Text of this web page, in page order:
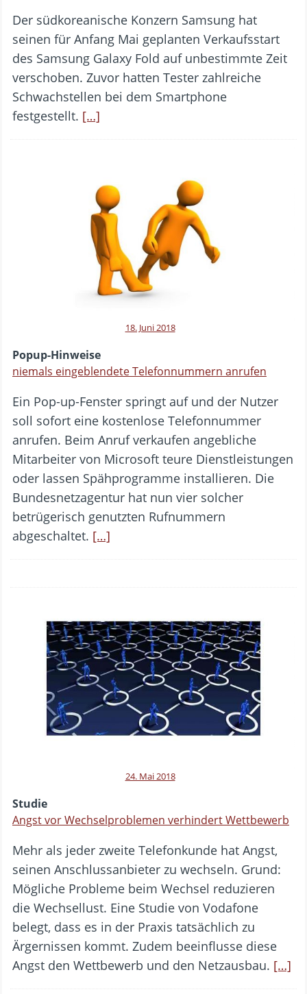
Der südkoreanische Konzern Samsung hat
seinen für Anfang Mai geplanten Verkaufsstart
des Samsung Galaxy Fold auf unbestimmte Zeit
verschoben. Zuvor hatten Tester zahlreiche
Schwachstellen bei dem Smartphone
festgestellt. […]
18. Juni 2018
Popup-Hinweise
niemals eingeblendete Telefonnummern anrufen
Ein Pop-up-Fenster springt auf und der Nutzer
soll sofort eine kostenlose Telefonnummer
anrufen. Beim Anruf verkaufen angebliche
Mitarbeiter von Microsoft teure Dienstleistungen
oder lassen Spähprogramme installieren. Die
Bundesnetzagentur hat nun vier solcher
betrügerisch genutzten Rufnummern
abgeschaltet. […]
24. Mai 2018
Studie
Angst vor Wechselproblemen verhindert Wettbewerb
Mehr als jeder zweite Telefonkunde hat Angst,
seinen Anschlussanbieter zu wechseln. Grund:
Mögliche Probleme beim Wechsel reduzieren
die Wechsellust. Eine Studie von Vodafone
belegt, dass es in der Praxis tatsächlich zu
Ärgernissen kommt. Zudem beeinflusse diese
Angst den Wettbewerb und den Netzausbau. […]